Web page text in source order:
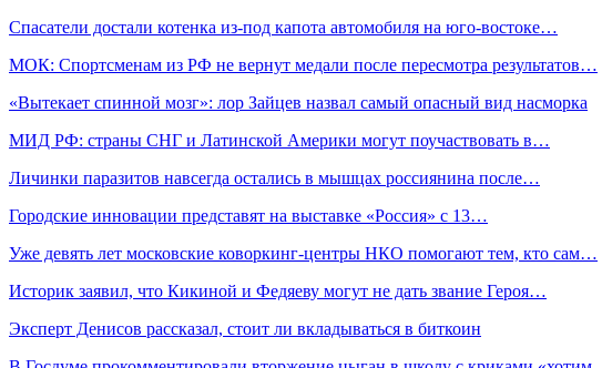
Спасатели достали котенка из-под капота автомобиля на юго-востоке…
МОК: Спортсменам из РФ не вернут медали после пересмотра результатов…
«Вытекает спинной мозг»: лор Зайцев назвал самый опасный вид насморка
МИД РФ: страны СНГ и Латинской Америки могут поучаствовать в…
Личинки паразитов навсегда остались в мышцах россиянина после…
Городские инновации представят на выставке «Россия» с 13…
Уже девять лет московские коворкинг-центры НКО помогают тем, кто сам…
Историк заявил, что Кикиной и Федяеву могут не дать звание Героя…
Эксперт Денисов рассказал, стоит ли вкладываться в биткоин